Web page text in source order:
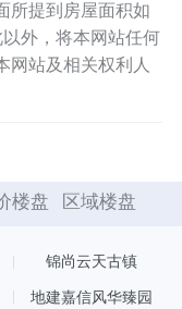
所提到房屋面积如
外，将本网站任何
网站及相关权利人
楼盘 区域楼盘
锦尚云天古镇
地建嘉信风华臻园